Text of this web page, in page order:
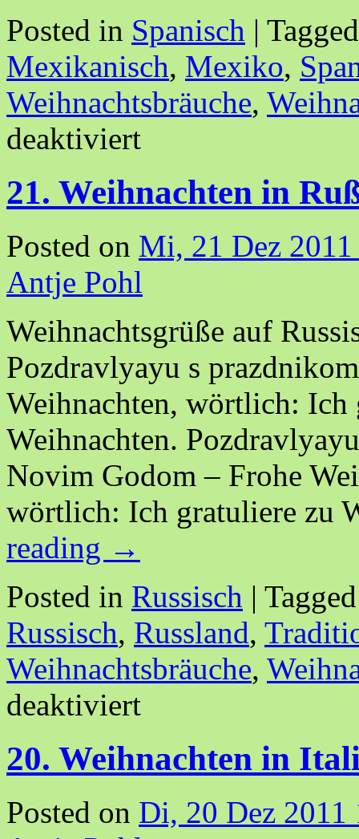
Posted in Spanisch | Tagged
Mexikanisch, Mexiko,
Weihnachtsbräuche,
deaktiviert
21. Weihnachten in
Posted on Mi, 21 Dez
Antje Pohl
Weihnachtsgrüße auf
Pozdravlyayu s
Weihnachten, wörtlich: Ich
Weihnachten.
Novim Godom – Frohe
wörtlich: Ich gratuliere zu
reading →
Posted in Russisch | Tagged
Russisch, Russland,
Weihnachtsbräuche,
deaktiviert
20. Weihnachten in
Posted on Di, 20 Dez 2011